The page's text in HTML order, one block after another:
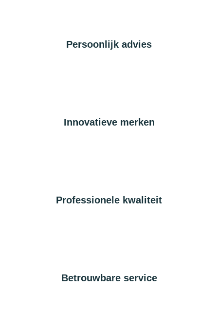
Persoonlijk advies
Innovatieve merken
Professionele kwaliteit
Betrouwbare service